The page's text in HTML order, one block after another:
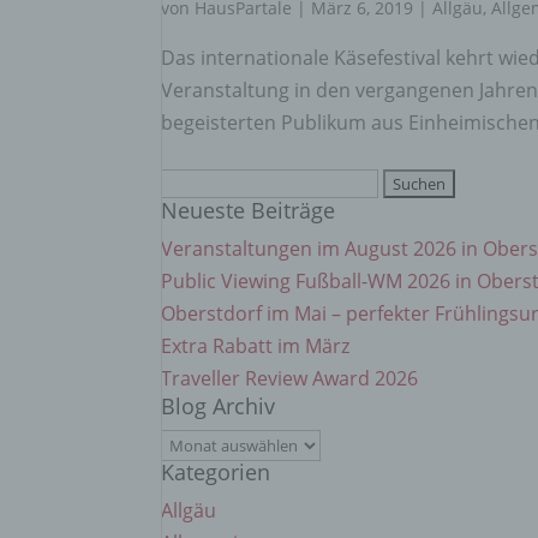
von HausPartale | März 6, 2019 | Allgäu,
Das internationale Käsefestival kehrt
Veranstaltung in den vergangenen
begeisterten Publikum aus
nach:
Neueste Beiträge
Veranstaltungen im August 2026 in
Public Viewing Fußball-WM 2026 in
Oberstdorf im Mai – perfekter
Extra Rabatt im März
Traveller Review Award 2026
Blog Archiv
Blog
Archiv
Kategorien
Allgäu
e)